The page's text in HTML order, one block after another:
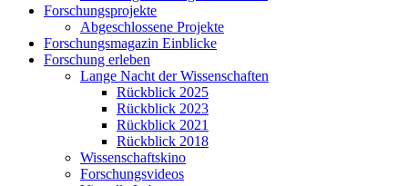
Forschungsprojekte
Abgeschlossene Projekte
Forschungsmagazin Einblicke
Forschung erleben
Lange Nacht der Wissenschaften
Rückblick 2025
Rückblick 2023
Rückblick 2021
Rückblick 2018
Wissenschaftskino
Forschungsvideos